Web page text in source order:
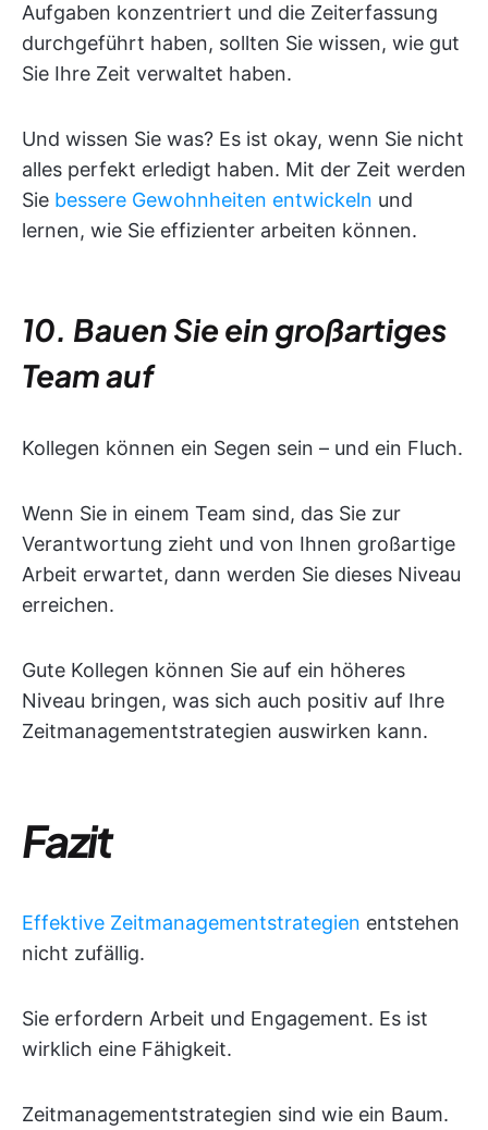
Aufgaben konzentriert und die Zeiterfassung
durchgeführt haben, sollten Sie wissen, wie gut
Sie Ihre Zeit verwaltet haben.
Und wissen Sie was? Es ist okay, wenn Sie nicht
alles perfekt erledigt haben. Mit der Zeit werden
Sie bessere Gewohnheiten entwickeln und
lernen, wie Sie effizienter arbeiten können.
10. Bauen Sie ein großartiges
Team auf
Kollegen können ein Segen sein – und ein Fluch.
Wenn Sie in einem Team sind, das Sie zur
Verantwortung zieht und von Ihnen großartige
Arbeit erwartet, dann werden Sie dieses Niveau
erreichen.
Gute Kollegen können Sie auf ein höheres
Niveau bringen, was sich auch positiv auf Ihre
Zeitmanagementstrategien auswirken kann.
Fazit
Effektive Zeitmanagementstrategien entstehen
nicht zufällig.
Sie erfordern Arbeit und Engagement. Es ist
wirklich eine Fähigkeit.
Zeitmanagementstrategien sind wie ein Baum.